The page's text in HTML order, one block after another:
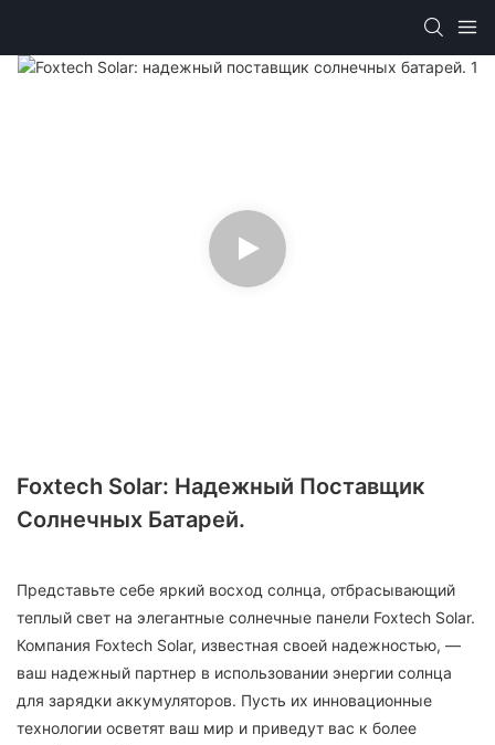
Foxtech Solar: Надежный Поставщик
Солнечных Батарей.
Представьте себе яркий восход солнца, отбрасывающий
теплый свет на элегантные солнечные панели Foxtech Solar.
Компания Foxtech Solar, известная своей надежностью, —
ваш надежный партнер в использовании энергии солнца
для зарядки аккумуляторов. Пусть их инновационные
технологии осветят ваш мир и приведут вас к более